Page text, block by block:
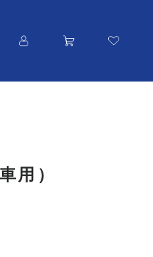
用）